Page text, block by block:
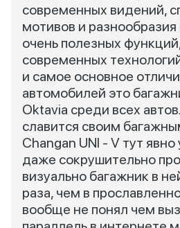
современных видений,
мотивов и
очень полезных
современных
и самое основное
автомобилей это
Oktavia среди всех
славится своим
Changan UNI - V тут явно
даже сокрушительно
визуально багажник в
раза, чем в
вообще не понял чем